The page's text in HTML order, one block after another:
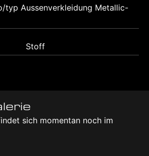
typ Aussenverkleidung Metallic-
Stoff
sich momentan noch im